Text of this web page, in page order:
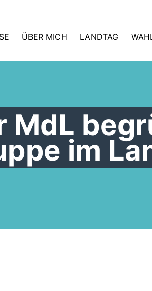
ÜBER MICH LANDTAG
MdL
im